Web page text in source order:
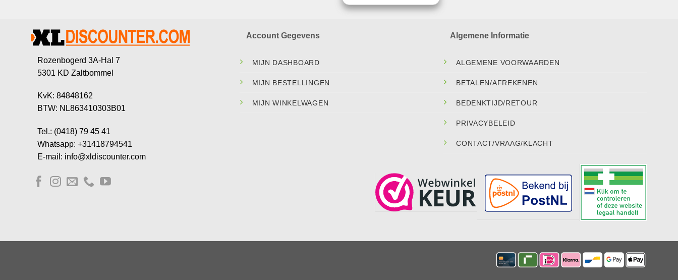
Rozenbogerd 3A-Hal 7
5301 KD Zaltbommel
KvK: 84848162
BTW: NL863410303B01
Tel.: (0418) 79 45 41
Whatsapp: +31418794541
E-mail: info@xldiscounter.com
Account Gegevens
MIJN DASHBOARD
MIJN BESTELLINGEN
MIJN WINKELWAGEN
Algemene Informatie
ALGEMENE VOORWAARDEN
BETALEN/AFREKENEN
BEDENKTIJD/RETOUR
PRIVACYBELEID
CONTACT/VRAAG/KLACHT